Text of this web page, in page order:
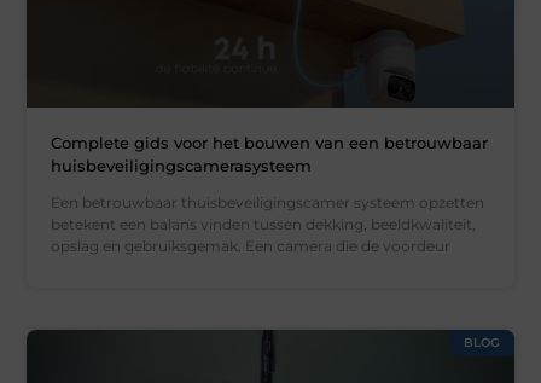
Complete gids voor het bouwen van een betrouwbaar
huisbeveiligingscamerasysteem
Een betrouwbaar thuisbeveiligingscamer systeem opzetten
betekent een balans vinden tussen dekking, beeldkwaliteit,
opslag en gebruiksgemak. Een camera die de voordeur
BLOG